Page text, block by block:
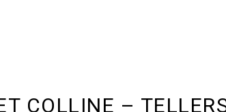
COLLINE –